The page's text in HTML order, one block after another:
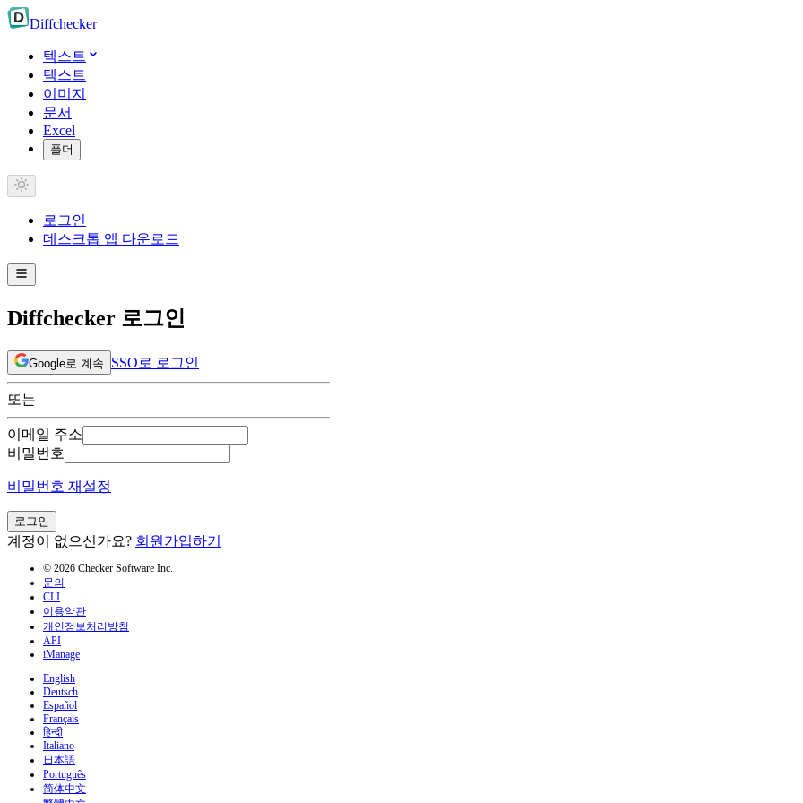
Diffchecker
텍스트
텍스트
이미지
문서
Excel
폴더
로그인
데스크톱 앱 다운로드
Diffchecker 로그인
Google로 계속 SSO로 로그인
또는
이메일 주소
비밀번호
비밀번호 재설정
로그인
계정이 없으신가요? 회원가입하기
© 2026 Checker Software Inc.
문의
CLI
이용약관
개인정보처리방침
API
iManage
English
Deutsch
Español
Français
हिन्दी
Italiano
日本語
Português
简体中文